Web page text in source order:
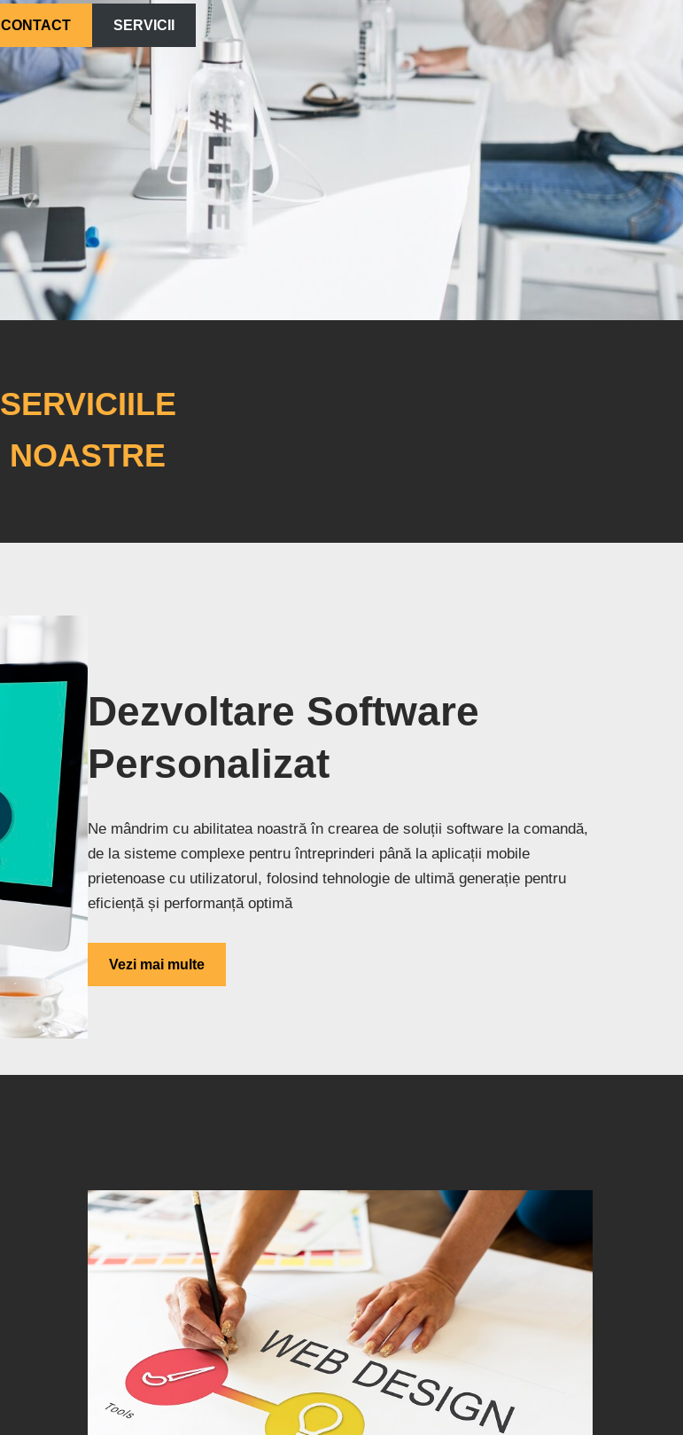
CONTACT SERVICII
SERVICIILE
NOASTRE
Dezvoltare Software
Personalizat
Ne mândrim cu abilitatea noastră în crearea de soluții software la comandă,
de la sisteme complexe pentru întreprinderi până la aplicații mobile
prietenoase cu utilizatorul, folosind tehnologie de ultimă generație pentru
eficiență și performanță optimă
Vezi mai multe